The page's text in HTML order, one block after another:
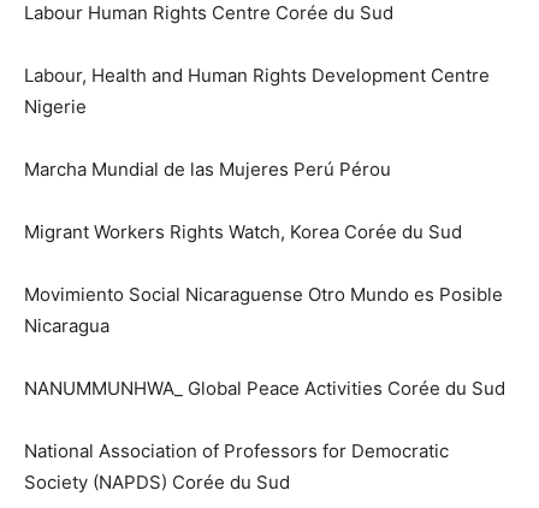
Labour Human Rights Centre Corée du Sud
Labour, Health and Human Rights Development Centre
Nigerie
Marcha Mundial de las Mujeres Perú Pérou
Migrant Workers Rights Watch, Korea Corée du Sud
Movimiento Social Nicaraguense Otro Mundo es Posible
Nicaragua
NANUMMUNHWA_ Global Peace Activities Corée du Sud
National Association of Professors for Democratic
Society (NAPDS) Corée du Sud